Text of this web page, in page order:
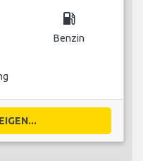
local_gas_station
Benzin